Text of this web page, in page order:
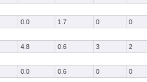
0.0 1.7 0 0
4.8 0.6 3 2
0.0 0.6 0 0